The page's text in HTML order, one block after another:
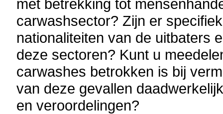
met betrekking tot
carwashsector? Zijn er
nationaliteiten van de uitbaters
deze sectoren? Kunt u
carwashes betrokken is bij
van deze gevallen
en veroordelingen?